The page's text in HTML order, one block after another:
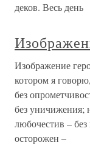
деков. Весь день
Изображение
котором я
без
без уничижения;
любочестив – без
осторожен –